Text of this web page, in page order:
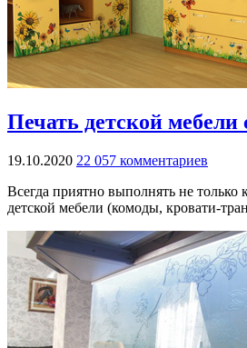
Печать детской мебели
19.10.2020 22 057 комментариев
Всегда приятно выполнять не
детской мебели (комоды, кровати-